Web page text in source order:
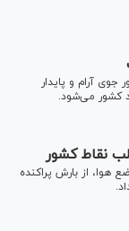
آرام و پایدار
کشور می‌شود.
نقاط کشور
از بارش پراکنده